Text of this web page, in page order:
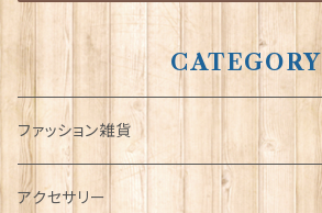
CATEGORY
ファッション雑貨
タータンネクタイ
アクセサリー